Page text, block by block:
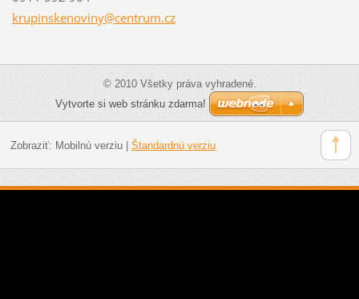
krupinskenoviny@centrum.cz
© 2010 Všetky práva vyhradené.
Vytvorte si web stránku zdarma!
Zobraziť: Mobilnú verziu| Štandardnú verziu